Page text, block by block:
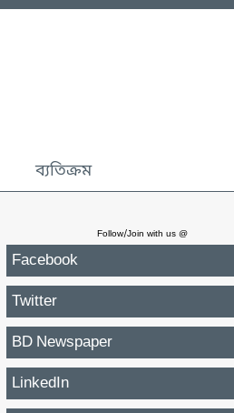
ব্যতিক্রম
Follow/Join with us @
Facebook
Twitter
BD Newspaper
LinkedIn